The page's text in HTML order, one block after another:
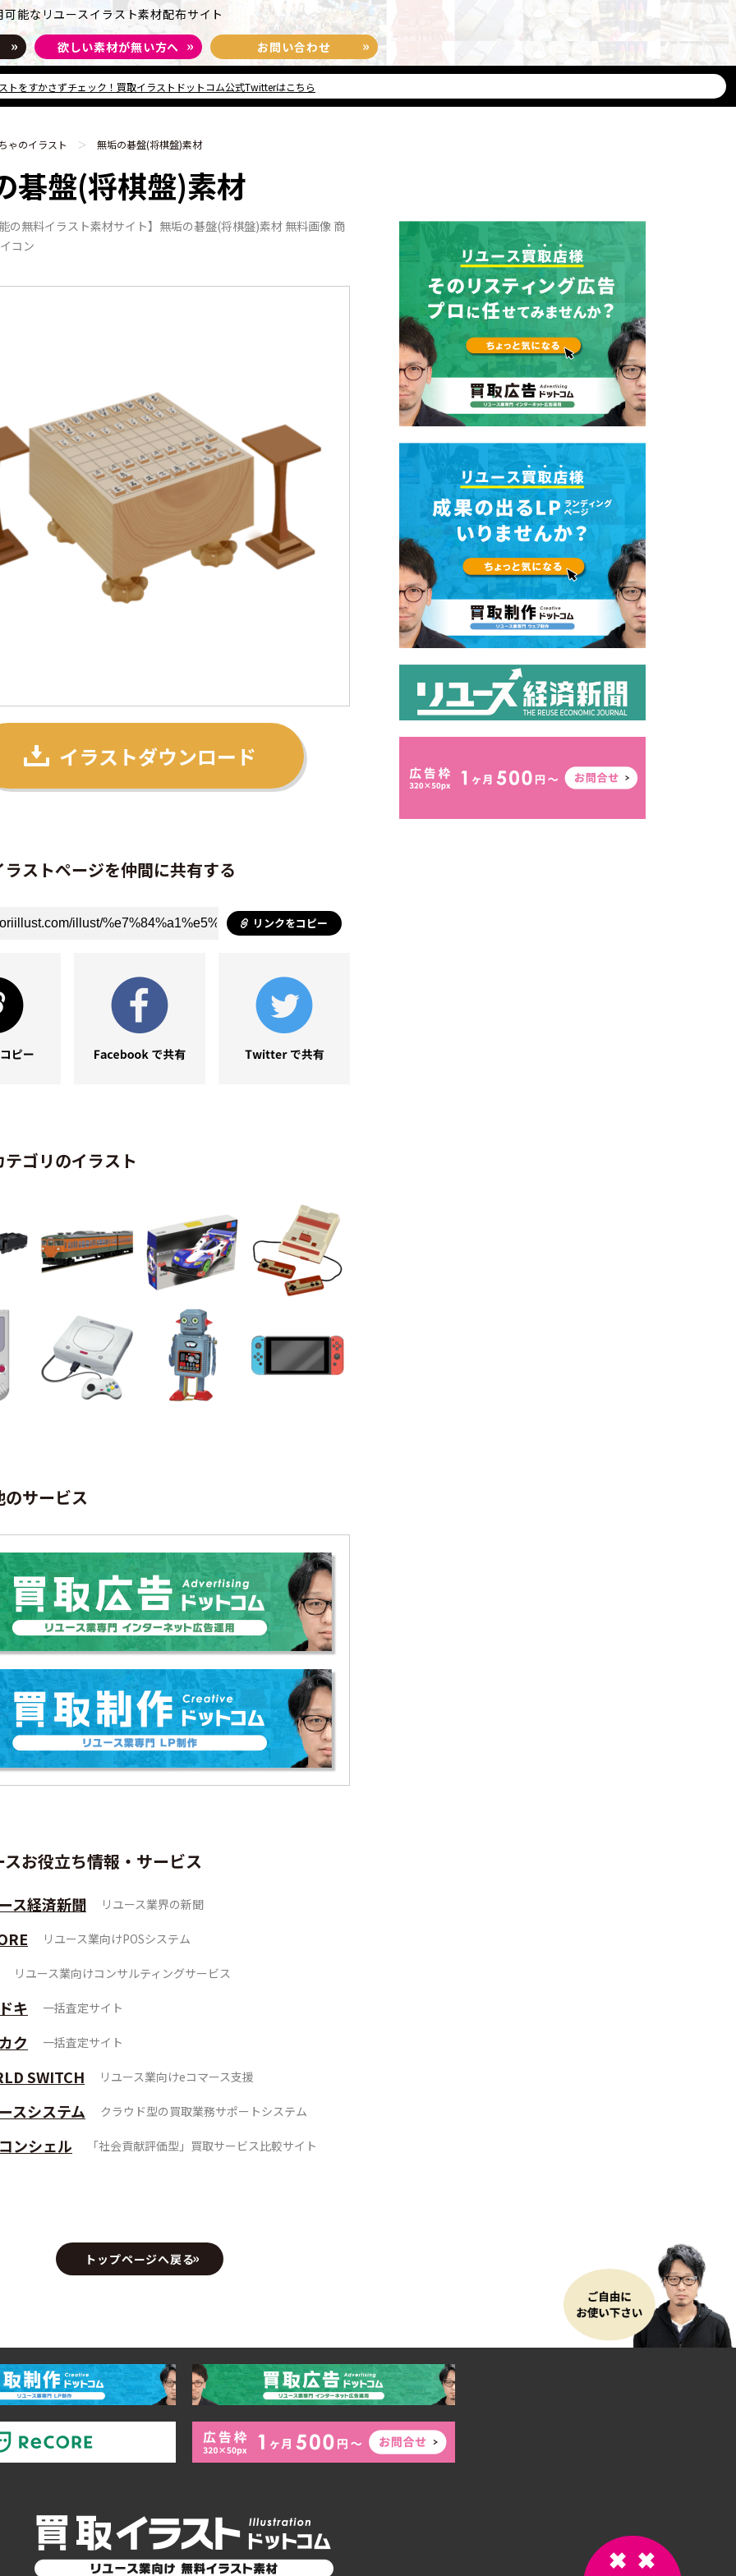
可能なリユースイラスト素材配布サイト
欲しい素材が無い方へ
お問い合わせ
トをすかさずチェック！買取イラストドットコム公式Twitterはこちら
ゃのイラスト 無垢の碁盤(将棋盤)素材
碁盤(将棋盤)素材
の無料イラスト素材サイト】無垢の碁盤(将棋盤)素材 無料画像 商
コン
イラストダウンロード
ラストページを仲間に共有する
リンクをコピー
ゴリのイラスト
のサービス
スお役立ち情報・サービス
ス経済新聞 リユース業界の新聞
リユース業向けPOSシステム
リユース業向けコンサルティングサービス
キ 一括査定サイト
ク 一括査定サイト
SWITCH リユース業向けeコマース支援
スシステム クラウド型の買取業務サポートシステム
ンシェル 「社会貢献評価型」買取サービス比較サイト
トップページへ戻る